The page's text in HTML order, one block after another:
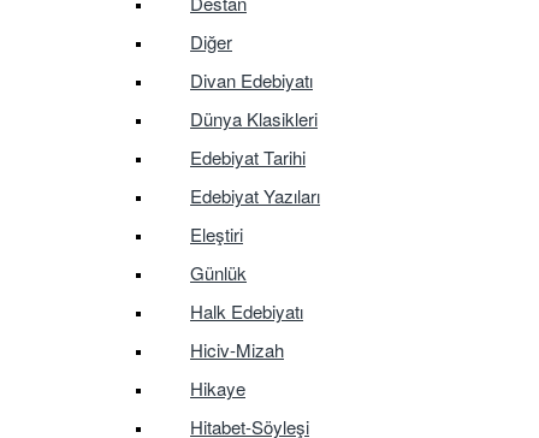
Diğer
Divan Edebiyatı
Dünya Klasikleri
Edebiyat Tarihi
Edebiyat Yazıları
Eleştiri
Günlük
Halk Edebiyatı
Hiciv-Mizah
Hikaye
Hitabet-Söyleşi